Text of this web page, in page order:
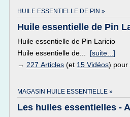
HUILE ESSENTIELLE DE PIN »
Huile essentielle de Pin
Huile essentielle de Pin Laricio
Huile essentielle de... [suite...]
→ 227 Articles (et 15 Vidéos) pour
MAGASIN HUILE ESSENTIELLE »
Les huiles essentielles -